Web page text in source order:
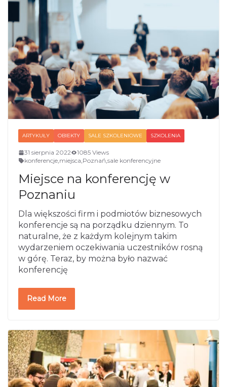
ARTYKUŁY OBIEKTY SALE SZKOLENIOWE SZKOLENIA
31 sierpnia 2022
1085 Views
konferencje miejsca Poznań sale konferencyjne
Miejsce na konferencję w
Poznaniu
Dla większości firm i podmiotów biznesowych
konferencje są na porządku dziennym. To
naturalne, że z każdym kolejnym takim
wydarzeniem oczekiwania uczestników rosną
w górę. Teraz, by można było nazwać
konferencję
Read More